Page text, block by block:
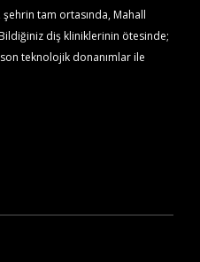
şehrin tam ortasında, Mahall
diş kliniklerinin ötesinde;
teknolojik donanımlar ile